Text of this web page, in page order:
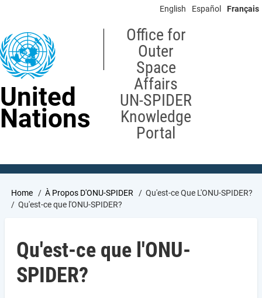
content
English Español Français
United
Nations
Office for
Outer
Space
Affairs
UN-SPIDER
Knowledge
Portal
Breadcrumb
Home À Propos D'ONU-SPIDER
Qu'est-ce Que L'ONU-SPIDER?
Qu'est-ce que l'ONU-SPIDER?
Qu'est-ce que l'ONU-
SPIDER?